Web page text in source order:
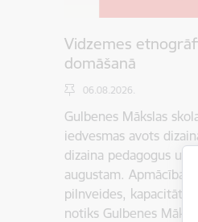
Vidzemes
domāšanā
06.08.2026.
Gulbenes Mākslas
iedvesmas avots
dizaina pedagogus uz
augustam. Apmācības
pilnveides, kapacitātes
notiks Gulbenes